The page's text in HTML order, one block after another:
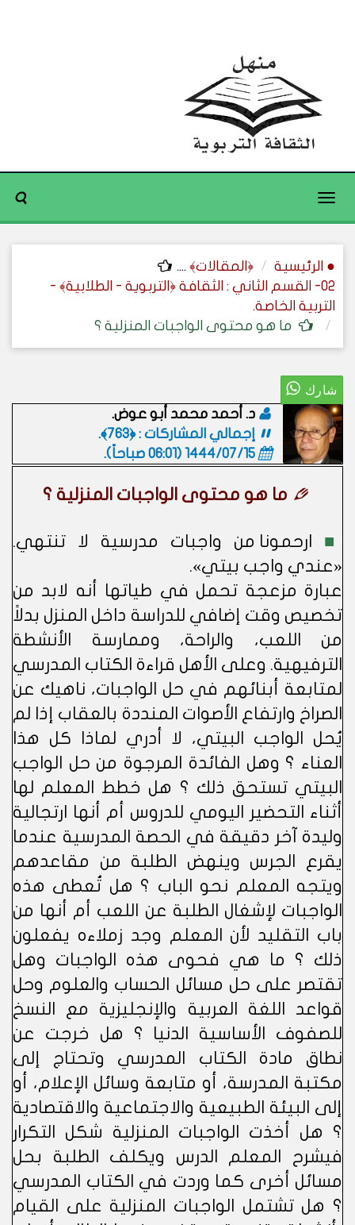
Toggle
● الرئيسية ﴿المقالات﴾ ....
02- القسم الثاني : الثقافة ﴿التربوية - الطلابية﴾ -
التربية الخاصة.
ما هو محتوى الواجبات المنزلية ؟
د. أحمد محمد أبو عوض.
إجمالي المشاركات : ﴿763﴾.
1444/07/15 (06:01 صباحاً)
.
ما هو محتوى الواجبات المنزلية ؟
■
ارحمونا من واجبات مدرسية لا تنتهي.
«عندي واجب بيتي».
عبارة مزعجة تحمل في طياتها أنه لابد من
تخصيص وقت إضافي للدراسة داخل المنزل بدلاً
من اللعب، والراحة، وممارسة الأنشطة
الترفيهية. وعلى الأهل قراءة الكتاب المدرسي
لمتابعة أبنائهم في حل الواجبات، ناهيك عن
الصراخ وارتفاع الأصوات المنددة بالعقاب إذا لم
يُحل الواجب البيتي، لا أدري لماذا كل هذا
العناء ؟ وهل الفائدة المرجوة من حل الواجب
البيتي تستحق ذلك ؟ هل خطط المعلم لها
أثناء التحضير اليومي للدروس أم أنها ارتجالية
وليدة آخر دقيقة في الحصة المدرسية عندما
يقرع الجرس وينهض الطلبة من مقاعدهم
ويتجه المعلم نحو الباب ؟ هل تُعطى هذه
الواجبات لإشغال الطلبة عن اللعب أم أنها من
باب التقليد لأن المعلم وجد زملاءه يفعلون
ذلك ؟ ما هي فحوى هذه الواجبات وهل
تقتصر على حل مسائل الحساب والعلوم وحل
قواعد اللغة العربية والإنجليزية مع النسخ
للصفوف الأساسية الدنيا ؟ هل خرجت عن
نطاق مادة الكتاب المدرسي وتحتاج إلى
مكتبة المدرسة، أو متابعة وسائل الإعلام، أو
إلى البيئة الطبيعية والاجتماعية والاقتصادية
؟ هل أخذت الواجبات المنزلية شكل التكرار
فيشرح المعلم الدرس ويكلف الطلبة بحل
مسائل أخرى كما وردت في الكتاب المدرسي
؟ هل تشتمل الواجبات المنزلية على القيام